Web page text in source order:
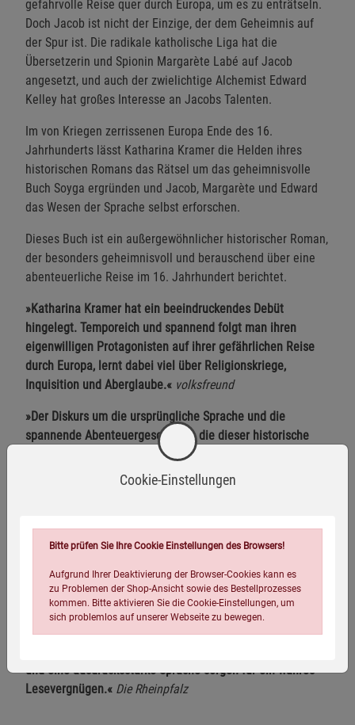
gefahrvolle Reise quer durch Europa, um es zu enträtseln.
Doch Jacob ist nicht der Einzige, der dem Geheimnis auf
der Spur ist. Die radikale katholische Liga hat die
Übersetzerin und Spionin Margarète Labé auf Jacob
angesetzt, und auch der zwielichtige Alchemist Edward
Kelley hat großes Interesse an Jacobs Talenten.
Im von Kriegen zerrissenen Europa Ende des 16.
Jahrhunderts lässt Katharina Kramer die Helden ihres
historischen Romans das Rätsel um das geheimnisvolle
Buch Soyga ergründen und Jacob, Margarète und Edward
das Wesen der Sprache selbst erforschen.
Dieses Buch ist ein außergewöhnlicher historischer Roman,
der besonders geheimnisvoll und berauschend über eine
abenteuerliche Reise im 16. Jahrhundert berichtet.
»Katharina Kramer hat ein beeindruckendes Debüt
hingelegt. Temporeich und spannend folgt man ihren
eigenwilligen Protagonisten auf ihrer gefährlichen Reise
durch Europa, lernt dabei viel über Religionskriege,
Inquisition und Aberglaube.« volksfreund
»Der Diskurs um die ursprüngliche Sprache und die
spannende Abenteuergeschichte, die dieser historische
Roman liefert, machen Die Sprache des Lichts zu einer
anspruchsvollen und wirklich aufregenden Lektüre.«
gezeichnet, das am Scheideweg ist, im Aufbruch zur
Fabulierlust werden die Figuren durch die spannungsreiche
Handlung dirigiert.« Aalener Kulturjournal
»Reichlich Spannung bietet Katharina Kramers Debütroman
und eine ausdrucksstarke Sprache sorgen für ein wahres
Lesevergnügen.« Die Rheinpfalz
Cookie-Einstellungen
Bitte prüfen Sie Ihre Cookie Einstellungen des Browsers!
Aufgrund Ihrer Deaktivierung der Browser-Cookies kann es
zu Problemen der Shop-Ansicht sowie des Bestellprozesses
kommen. Bitte aktivieren Sie die Cookie-Einstellungen, um
sich problemlos auf unserer Webseite zu bewegen.